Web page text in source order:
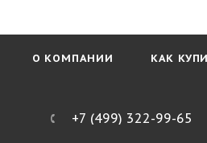
О КОМПАНИИ КАК
+7 (499) 322-99-65